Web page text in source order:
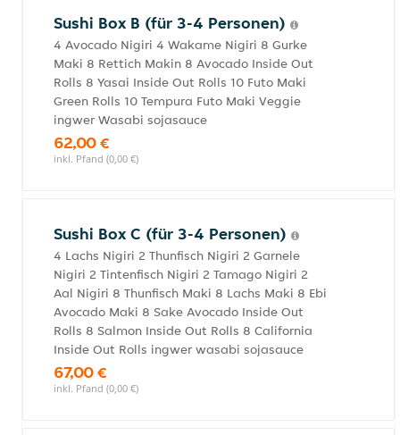
Sushi Box B (für 3-4 Personen)
4 Avocado Nigiri 4 Wakame Nigiri 8 Gurke
Maki 8 Rettich Makin 8 Avocado Inside Out
Rolls 8 Yasai Inside Out Rolls 10 Futo Maki
Green Rolls 10 Tempura Futo Maki Veggie
ingwer Wasabi sojasauce
62,00 €
inkl. Pfand (0,00 €)
Sushi Box C (für 3-4 Personen)
4 Lachs Nigiri 2 Thunfisch Nigiri 2 Garnele
Nigiri 2 Tintenfisch Nigiri 2 Tamago Nigiri 2
Aal Nigiri 8 Thunfisch Maki 8 Lachs Maki 8 Ebi
Avocado Maki 8 Sake Avocado Inside Out
Rolls 8 Salmon Inside Out Rolls 8 California
Inside Out Rolls ingwer wasabi sojasauce
67,00 €
inkl. Pfand (0,00 €)